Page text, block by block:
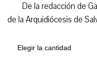
De la redacción de
de la Arquidiócesis de